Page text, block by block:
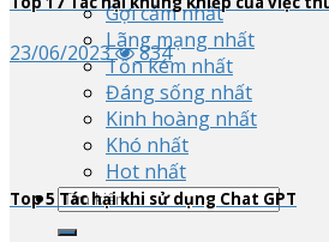
Gợi cảm nhất
Lãng mạng nhất
Tốn kém nhất
Đáng sống nhất
Kinh hoàng nhất
Khó nhất
Hot nhất
23/06/2023 834
Top5 Tác hại khi sử dụng Chat GPT